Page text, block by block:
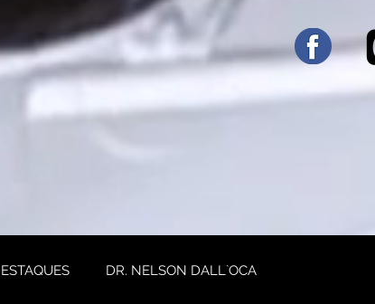
DR. NELSON DALL`OCA